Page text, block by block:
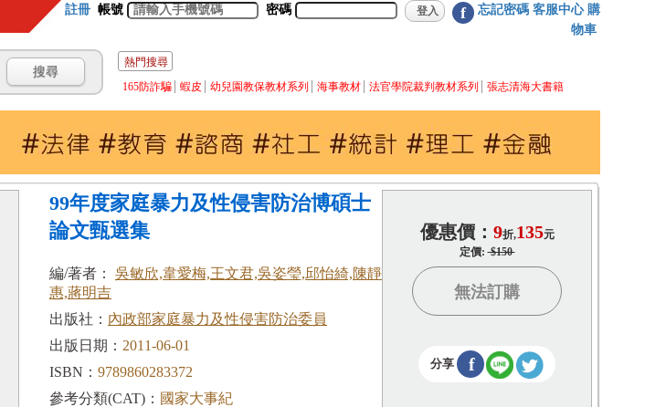
註冊 帳號 密碼 f 忘記密碼 客服中心 購
物車
熱門搜尋
165防詐騙
蝦皮 幼兒園教保教材系列 海事教材 法官學院裁判教材系列 張志清海大書籍
99年度家庭暴力及性侵害防治博碩士
論文甄選集
編/著者： 吳敏欣,韋愛梅,王文君,吳姿瑩,邱怡綺,陳靜
惠,蔣明吉
出版社： 內政部家庭暴力及性侵害防治委員
出版日期： 2011-06-01
ISBN： 9789860283372
參考分類(CAT)： 國家大事紀
優惠價： 9折,135元
定價:$150
無法訂購
分享 f